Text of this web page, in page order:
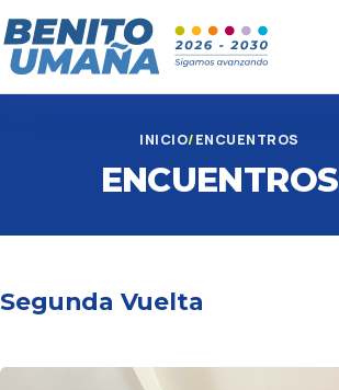
INICIO ENCUENTROS
ENCUENTROS
Segunda Vuelta